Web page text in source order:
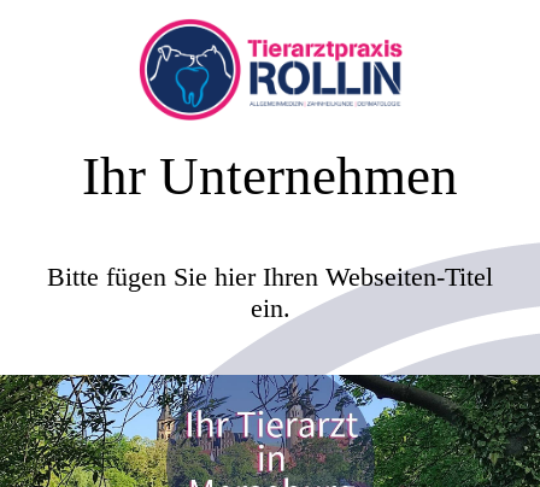
Ihr Unternehmen
Bitte fügen Sie hier Ihren Webseiten-Titel
ein.